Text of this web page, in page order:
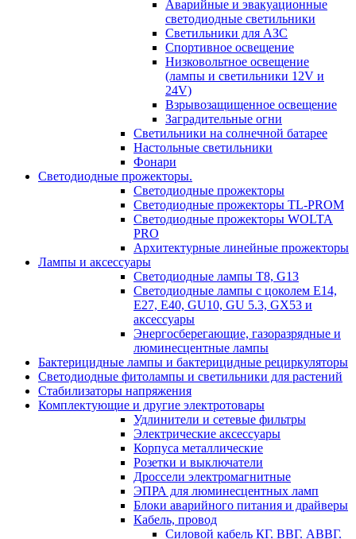
Аварийные и эвакуационные
светодиодные светильники
Светильники для АЗС
Спортивное освещение
Низковольтное освещение
(лампы и светильники 12V и
24V)
Взрывозащищенное освещение
Заградительные огни
Светильники на солнечной батарее
Настольные светильники
Фонари
Светодиодные прожекторы.
Светодиодные прожекторы
Светодиодные прожекторы TL-PROM
Светодиодные прожекторы WOLTA
PRO
Архитектурные линейные прожекторы
Лампы и аксессуары
Светодиодные лампы Т8, G13
Светодиодные лампы с цоколем Е14,
Е27, E40, GU10, GU 5.3, GX53 и
аксессуары
Энергосберегающие, газоразрядные и
люминесцентные лампы
Бактерицидные лампы и бактерицидные рециркуляторы
Светодиодные фитолампы и светильники для растений
Стабилизаторы напряжения
Комплектующие и другие электротовары
Удлинители и сетевые фильтры
Электрические аксессуары
Корпуса металлические
Розетки и выключатели
Дроссели электромагнитные
ЭПРА для люминесцентных ламп
Блоки аварийного питания и драйверы
Кабель, провод
Силовой кабель КГ. ВВГ. АВВГ.